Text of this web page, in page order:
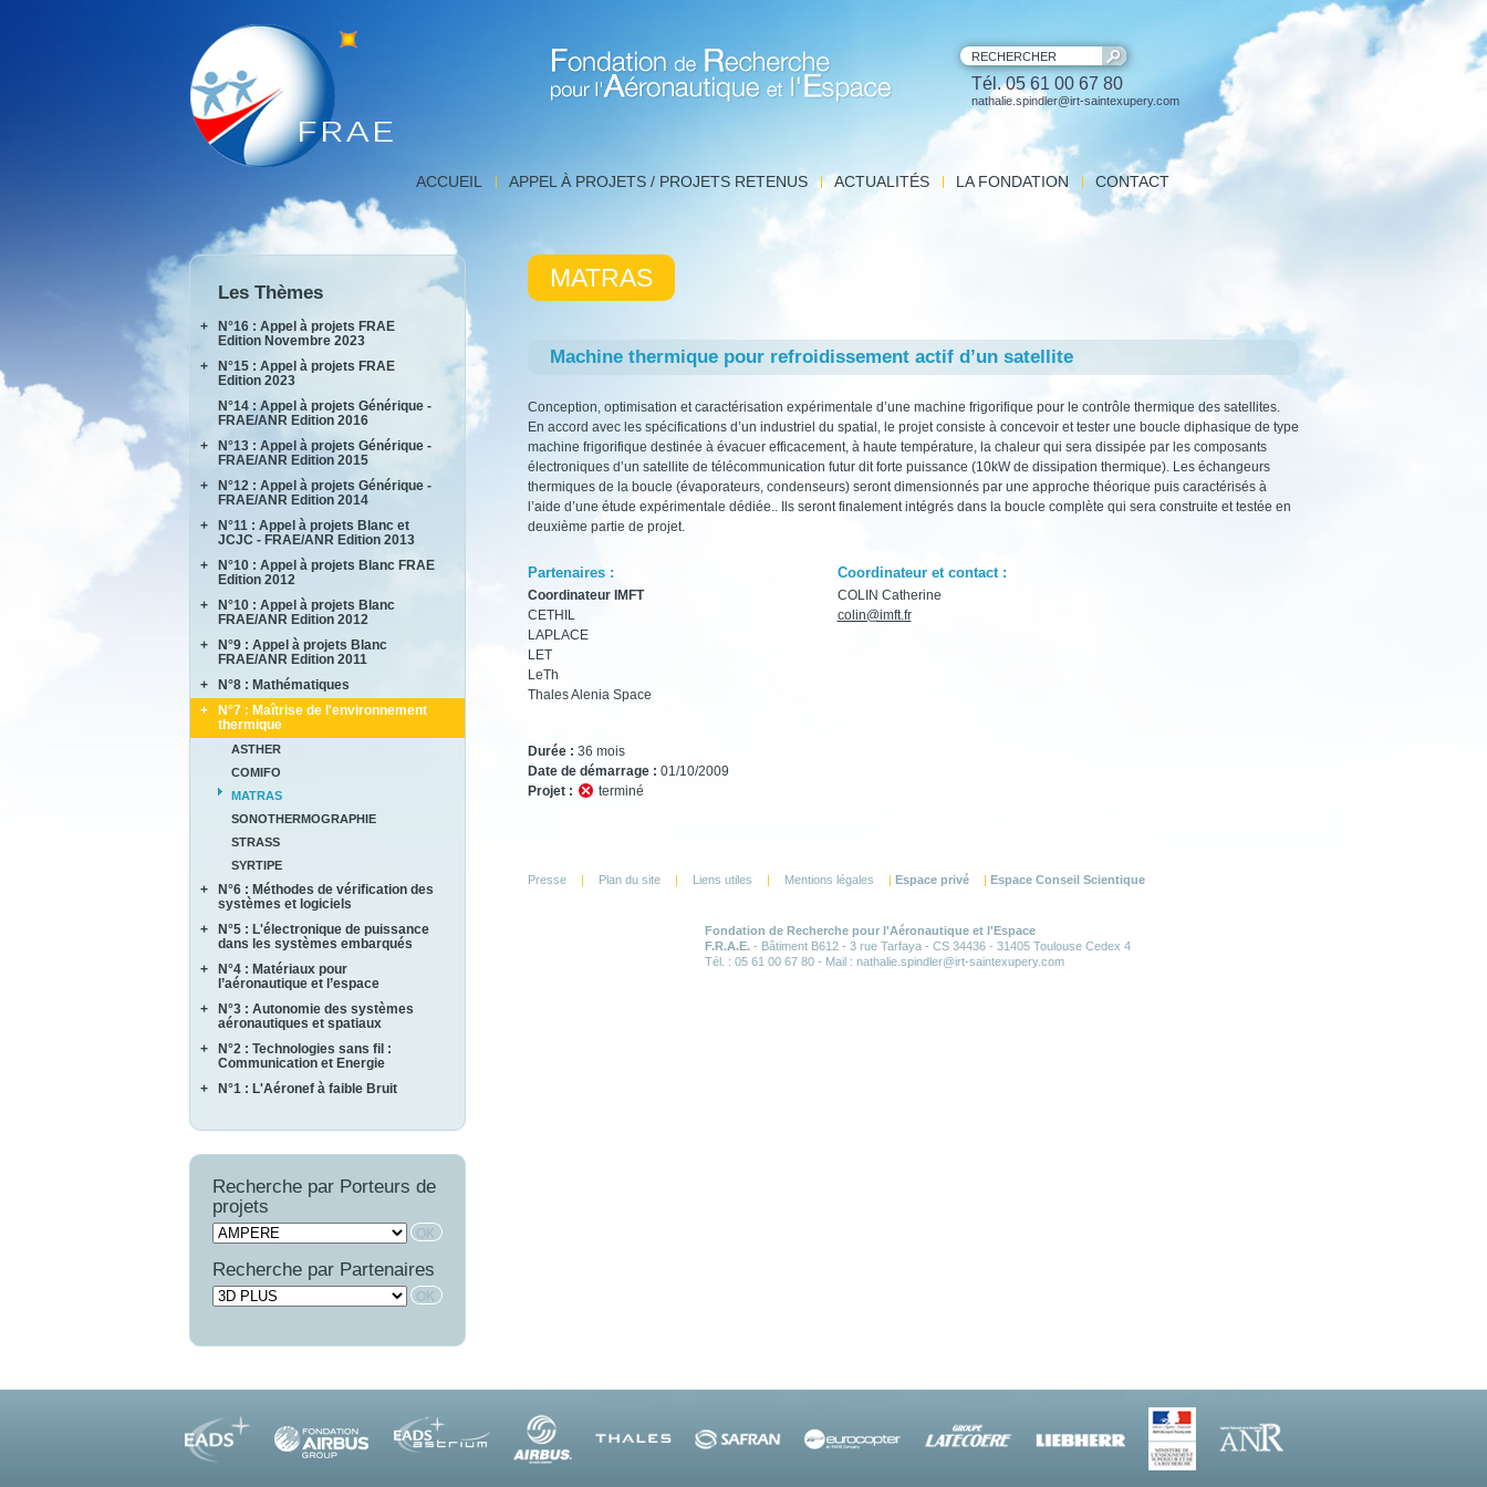
Détail
FNRAE
Fondation
Recherche
l'Aéronautique
l'Espace
RECHERCHER
Tél. 05 61 00 67 80
nathalie.spindler@irt-saintexupery.com
ACCUEIL APPEL À PROJETS / PROJETS RETENUS ACTUALITÉS LA FONDATION CONTACT
Les Thèmes
+
N°16 : Appel à projets FRAE
Edition Novembre 2023
INPACT
RAKEL
+
N°15 : Appel à projets FRAE
Edition 2023
AIDEAS
AIxIA
N°14 : Appel à projets Générique -
FRAE/ANR Edition 2016
+
N°13 : Appel à projets Générique -
FRAE/ANR Edition 2015
AIRTIUS
BRENNUS
COVERIF
MAGIC
+
N°12 : Appel à projets Générique -
FRAE/ANR Edition 2014
ANVES
HighS-Ti
M-SCOT
MORE4LESS
OPTIMUM
SUB SUPER JET
TIMBER
+
N°11 : Appel à projets Blanc et
JCJC - FRAE/ANR Edition 2013
AMANDE
COMPACS
METAUDIBLE
REFINE
REMEDDIES
SALWARE
SLENDER
+
N°10 : Appel à projets Blanc FRAE
Edition 2012
ACCITE
PARASOFT
SEMAFOR
+
N°10 : Appel à projets Blanc
FRAE/ANR Edition 2012
LIMICOS
+
N°9 : Appel à projets Blanc
FRAE/ANR Edition 2011
DISCERN
SePaCoDe
SONOBL
+ N°8 : Mathématiques
ECOSEA
IPPON
MEMORIA
RB4FASTSIM
+
N°7 : Maîtrise de l'environnement
thermique
ASTHER
COMIFO
MATRAS
SONOTHERMOGRAPHIE
STRASS
SYRTIPE
+
N°6 : Méthodes de vérification des
systèmes et logiciels
ALPROSE
ASCERT
CAVALE
SARDANES
+
N°5 : L'électronique de puissance
dans les systèmes embarqués
CASAREL
COTECH
EPAHT
FEMINA
+
N°4 : Matériaux pour
l’aéronautique et l’espace
AMFORTAS
CASSIS
CORTEC
RUPSCEN
THERMONC
VICOMTHE
+
N°3 : Autonomie des systèmes
aéronautiques et spatiaux
MARAE
NAVIFLOW
SCA2RS
+
N°2 : Technologies sans fil :
Communication et Energie
ASTRAL
FINEST
LIMA
WAVE SUPPLY
+ N°1 : L'Aéronef à faible Bruit
COMBE
OSCAR
Recherche par Porteurs de
projets
Recherche par Partenaires
MATRAS
Machine thermique pour refroidissement actif d’un satellite
Conception, optimisation et caractérisation expérimentale d’une machine frigorifique pour le contrôle thermique des satellites.
En accord avec les spécifications d’un industriel du spatial, le projet consiste à concevoir et tester une boucle diphasique de type
machine frigorifique destinée à évacuer efficacement, à haute température, la chaleur qui sera dissipée par les composants
électroniques d’un satellite de télécommunication futur dit forte puissance (10kW de dissipation thermique). Les échangeurs
thermiques de la boucle (évaporateurs, condenseurs) seront dimensionnés par une approche théorique puis caractérisés à
l’aide d’une étude expérimentale dédiée.. Ils seront finalement intégrés dans la boucle complète qui sera construite et testée en
deuxième partie de projet.
Partenaires :
Coordinateur IMFT
CETHIL
LAPLACE
LET
LeTh
Thales Alenia Space
Coordinateur et contact :
COLIN Catherine
colin@imft.fr
Durée : 36 mois
Date de démarrage : 01/10/2009
Projet :
terminé
Presse | Plan du site | Liens utiles | Mentions légales | Espace privé | Espace Conseil Scientique
Fondation de Recherche pour l'Aéronautique et l'Espace
F.R.A.E.- Bâtiment B612 - 3 rue Tarfaya - CS 34436 - 31405 Toulouse Cedex 4
Tél. : 05 61 00 67 80 - Mail : nathalie.spindler@irt-saintexupery.com